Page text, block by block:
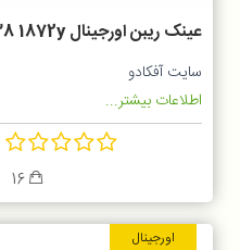
عینک ریبن اورجینال rb3538 1872y
سایت آفکادو
اطلاعات بیشتر...
16
اورجینال